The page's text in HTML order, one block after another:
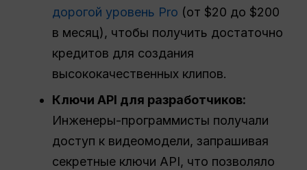
дорогой уровень Pro (от $20 до $200
в месяц), чтобы получить достаточно
кредитов для создания
высококачественных клипов.
Ключи API для разработчиков:
Инженеры-программисты получали
доступ к видеомодели, запрашивая
секретные ключи API, что позволяло